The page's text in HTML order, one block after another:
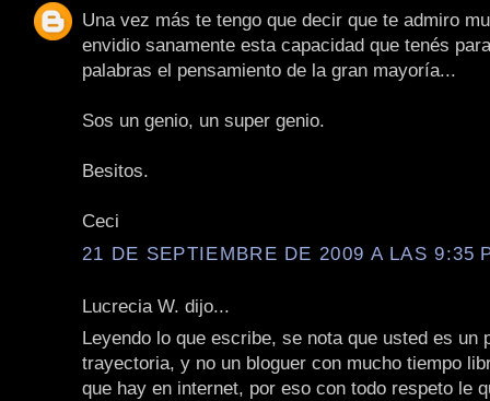
Una vez más te tengo que decir que te admiro
envidio sanamente esta capacidad que tenés
palabras el pensamiento de la gran mayoría...
Sos un genio, un super genio.
Besitos.
Ceci
21 DE SEPTIEMBRE DE 2009 A LAS 9:35
Lucrecia W. dijo...
Leyendo lo que escribe, se nota que usted es un
trayectoria, y no un bloguer con mucho tiempo
que hay en internet, por eso con todo respeto le